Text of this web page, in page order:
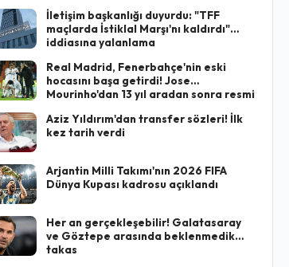
İletişim başkanlığı duyurdu: "TFF
maçlarda İstiklal Marşı'nı kaldırdı"
iddiasına yalanlama
Real Madrid, Fenerbahçe'nin eski
hocasını başa getirdi! Jose
Mourinho'dan 13 yıl aradan sonra resmi
Aziz Yıldırım'dan transfer sözleri! İlk
kez tarih verdi
Arjantin Milli Takımı'nın 2026 FIFA
Dünya Kupası kadrosu açıklandı
Her an gerçekleşebilir! Galatasaray
ve Göztepe arasında beklenmedik
takas